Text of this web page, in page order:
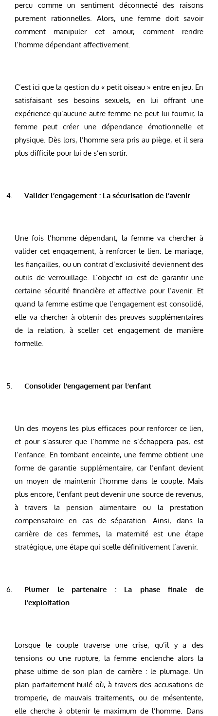
perçu comme un sentiment déconnecté des raisons
purement rationnelles. Alors, une femme doit savoir
comment manipuler cet amour, comment rendre
l’homme dépendant affectivement.
C’est ici que la gestion du « petit oiseau » entre en jeu. En
satisfaisant ses besoins sexuels, en lui offrant une
expérience qu’aucune autre femme ne peut lui fournir, la
femme peut créer une dépendance émotionnelle et
physique. Dès lors, l’homme sera pris au piège, et il sera
plus difficile pour lui de s’en sortir.
Valider l’engagement : La sécurisation de l’avenir
Une fois l’homme dépendant, la femme va chercher à
valider cet engagement, à renforcer le lien. Le mariage,
les fiançailles, ou un contrat d’exclusivité deviennent des
outils de verrouillage. L’objectif ici est de garantir une
certaine sécurité financière et affective pour l’avenir. Et
quand la femme estime que l’engagement est consolidé,
elle va chercher à obtenir des preuves supplémentaires
de la relation, à sceller cet engagement de manière
formelle.
Consolider l’engagement par l’enfant
Un des moyens les plus efficaces pour renforcer ce lien,
et pour s’assurer que l’homme ne s’échappera pas, est
l’enfance. En tombant enceinte, une femme obtient une
forme de garantie supplémentaire, car l’enfant devient
un moyen de maintenir l’homme dans le couple. Mais
plus encore, l’enfant peut devenir une source de revenus,
à travers la pension alimentaire ou la prestation
compensatoire en cas de séparation. Ainsi, dans la
carrière de ces femmes, la maternité est une étape
stratégique, une étape qui scelle définitivement l’avenir.
Plumer le partenaire : La phase finale de
l’exploitation
Lorsque le couple traverse une crise, qu’il y a des
tensions ou une rupture, la femme enclenche alors la
phase ultime de son plan de carrière : le plumage. Un
plan parfaitement huilé où, à travers des accusations de
tromperie, de mauvais traitements, ou de mésentente,
elle cherche à obtenir le maximum de l’homme. Dans